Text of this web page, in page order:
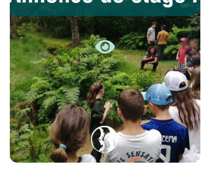
OFFRE DE STAGE
EN SAVOIR +